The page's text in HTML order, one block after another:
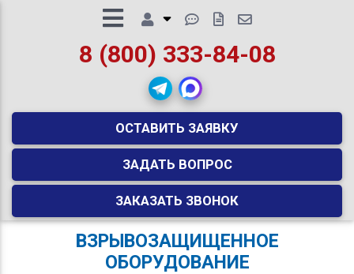
8 (800) 333-84-08
ОСТАВИТЬ ЗАЯВКУ
ЗАДАТЬ ВОПРОС
ЗАКАЗАТЬ ЗВОНОК
ВЗРЫВОЗАЩИЩЕННОЕ
ОБОРУДОВАНИЕ